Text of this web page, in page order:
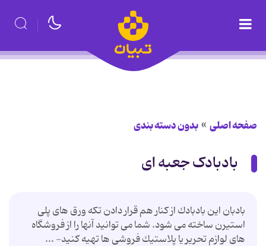
صفحه اصلی بدون دسته بندی
بادبادک جعبه ای
بادبان این بادبادك از كنار هم قرار دادن تكه ورق های پلی
استیرن ساخته می شود. شما می توانید آنها را از فروشگاه
های لوازم تحریر یا پلاستیك فروشی ها تهیه كنید- ...